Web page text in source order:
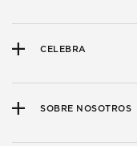
CELEBRA
SOBRE NOSOTROS